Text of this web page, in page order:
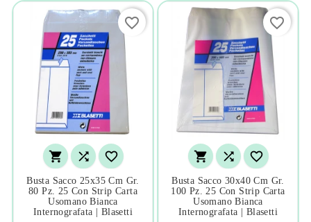
  
Busta Sacco 25x35 Cm Gr.
80 Pz. 25 Con Strip Carta
Usomano Bianca
Internografata | Blasetti
favorite_border
  
Busta Sacco 30x40 Cm Gr.
100 Pz. 25 Con Strip Carta
Usomano Bianca
Internografata | Blasetti
favorite_border